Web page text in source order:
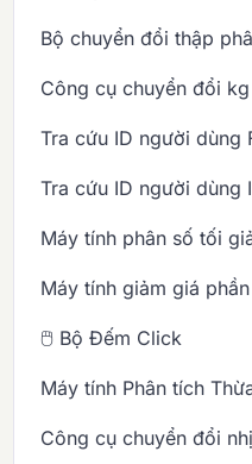
Bộ chuyển đổi thập
Công cụ chuyển đổi
Tra cứu ID người dùng
Tra cứu ID người dùng
Máy tính phân số tối
Máy tính giảm giá
🖱️ Bộ Đếm Click
Máy tính Phân tích
Công cụ chuyển đổi